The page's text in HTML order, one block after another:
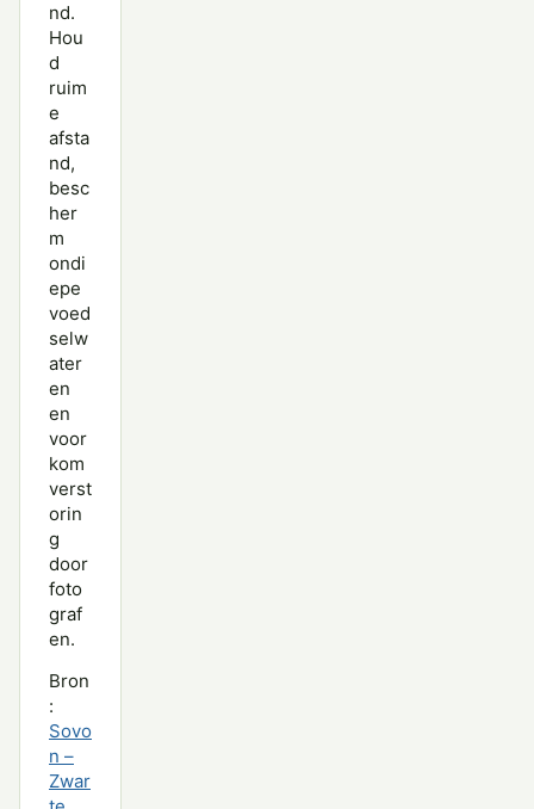
nd.
Hou
d
ruim
e
afsta
nd,
besc
her
m
ondi
epe
voed
selw
ater
en
en
voor
kom
verst
orin
g
door
foto
graf
en.
Bron
:
Sovo
n –
Zwar